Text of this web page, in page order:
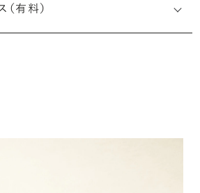
で刻印することができます。注文前だ
も、リングに初めて施す初回の刻印
有料）